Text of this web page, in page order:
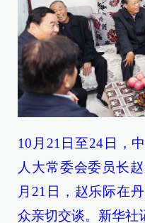
10月21日至24日，
人大常委会委员长
月21日，赵乐际在
众亲切交谈。新华社